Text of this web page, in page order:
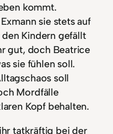
kommt.
sie stets auf
Kindern gefällt
gut, doch Beatrice
sie fühlen soll.
soll
Mordfälle
Kopf behalten.
tatkräftig bei der